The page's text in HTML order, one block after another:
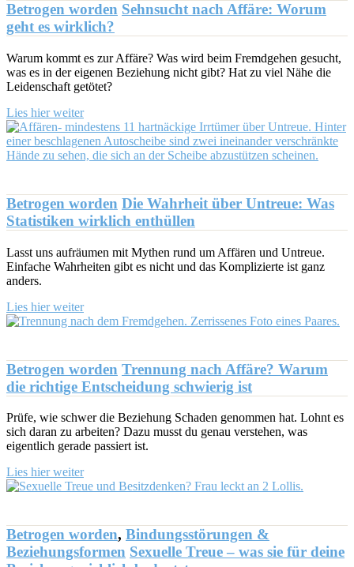
Betrogen worden Sehnsucht nach Affäre: Worum
geht es wirklich?
Warum kommt es zur Affäre? Was wird beim Fremdgehen gesucht,
was es in der eigenen Beziehung nicht gibt? Hat zu viel Nähe die
Leidenschaft getötet?
Lies hier weiter
Betrogen worden Die Wahrheit über Untreue: Was
Statistiken wirklich enthüllen
Lasst uns aufräumen mit Mythen rund um Affären und Untreue.
Einfache Wahrheiten gibt es nicht und das Komplizierte ist ganz
anders.
Lies hier weiter
Betrogen worden Trennung nach Affäre? Warum
die richtige Entscheidung schwierig ist
Prüfe, wie schwer die Beziehung Schaden genommen hat. Lohnt es
sich daran zu arbeiten? Dazu musst du genau verstehen, was
eigentlich gerade passiert ist.
Lies hier weiter
Betrogen worden, Bindungsstörungen &
Beziehungsformen Sexuelle Treue – was sie für deine